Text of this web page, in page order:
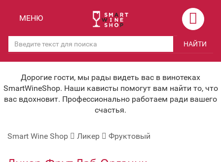
Скидки
Мероприятия
Корпоративным клиентам
Под заказ
Бонусная система
Вино крепленое
Вино игристое и Шампанское
Вино безалкогольное
Бренди, Коньяк, Арманьяк
Виски и Бурбон
МЕНЮ
НАЙТИ
Дорогие гости, мы рады видеть вас в винотеках
SmartWineShop. Наши кависты помогут вам найти то, что
вас вдохновит. Профессионально работаем ради вашего
счастья.
Smart Wine Shop Ликер Фруктовый